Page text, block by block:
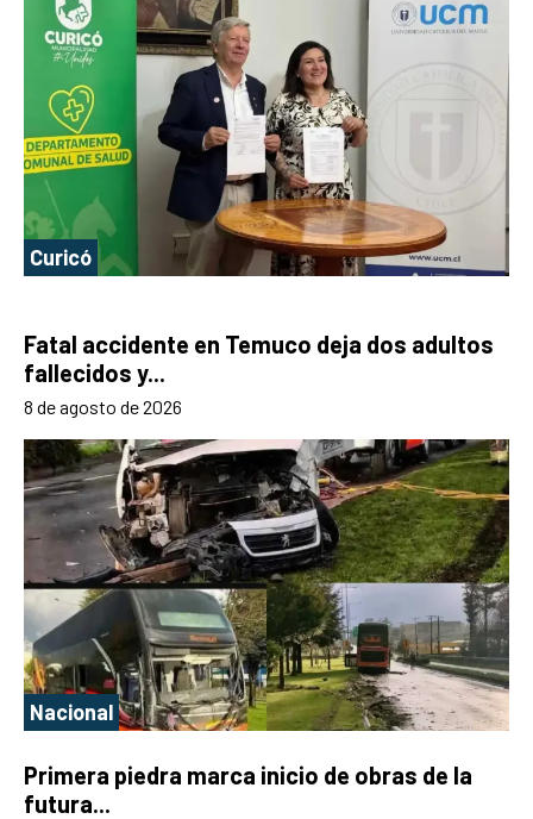
Curicó
Fatal accidente en Temuco deja dos adultos
fallecidos y...
8 de agosto de 2026
Nacional
Primera piedra marca inicio de obras de la
futura...